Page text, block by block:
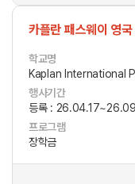
카플란 패스웨이 영
학교명
Kaplan International
행사기간
등록 :
프로그램
장학금